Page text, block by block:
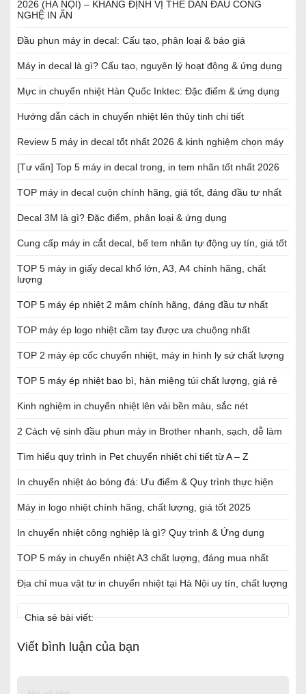
2026 (HÀ NỘI) – KHẲNG ĐỊNH VỊ THẾ DẪN ĐẦU CÔNG
NGHỆ IN ẤN
Đầu phun máy in decal: Cấu tạo, phân loại & báo giá
Máy in decal là gì? Cấu tạo, nguyên lý hoạt động & ứng dụng
Mực in chuyển nhiệt Hàn Quốc Inktec: Đặc điểm & ứng dụng
Hướng dẫn cách in chuyển nhiệt lên thủy tinh chi tiết
Review 5 máy in decal tốt nhất 2026 & kinh nghiệm chọn máy
[Tư vấn] Top 5 máy in decal trong, in tem nhãn tốt nhất 2026
TOP máy in decal cuộn chính hãng, giá tốt, đáng đầu tư nhất
Decal 3M là gì? Đặc điểm, phân loại & ứng dụng
Cung cấp máy in cắt decal, bế tem nhãn tự động uy tín, giá tốt
TOP 5 máy in giấy decal khổ lớn, A3, A4 chính hãng, chất
lượng
TOP 5 máy ép nhiệt 2 mâm chính hãng, đáng đầu tư nhất
TOP máy ép logo nhiệt cầm tay được ưa chuộng nhất
TOP 2 máy ép cốc chuyển nhiệt, máy in hình ly sứ chất lượng
TOP 5 máy ép nhiệt bao bì, hàn miệng túi chất lượng, giá rẻ
Kinh nghiệm in chuyển nhiệt lên vải bền màu, sắc nét
2 Cách vệ sinh đầu phun máy in Brother nhanh, sạch, dễ làm
Tìm hiểu quy trình in Pet chuyển nhiệt chi tiết từ A – Z
In chuyển nhiệt áo bóng đá: Ưu điểm & Quy trình thực hiện
Máy in logo nhiệt chính hãng, chất lượng, giá tốt 2025
In chuyển nhiệt công nghiệp là gì? Quy trình & Ứng dụng
TOP 5 máy in chuyển nhiệt A3 chất lượng, đáng mua nhất
Địa chỉ mua vật tư in chuyển nhiệt tại Hà Nội uy tín, chất lượng
Chia sẻ bài viết:
Viết bình luận của bạn